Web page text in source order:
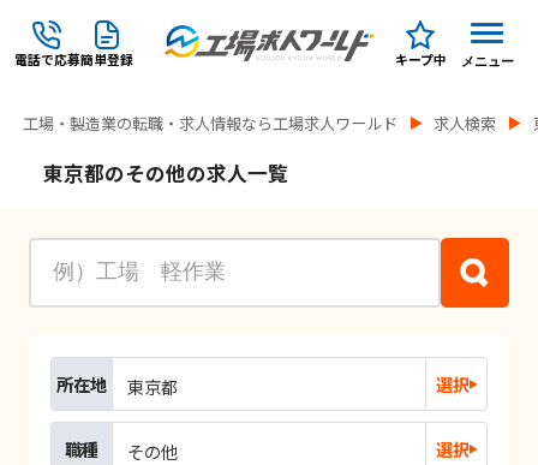
電話で応募簡単登録 キープ中 メニュー
工場・製造業の転職・求人情報なら工場求人ワールド 求人検索
東京都のその他の求人一覧
所在地 東京都 選択
職種 その他 選択